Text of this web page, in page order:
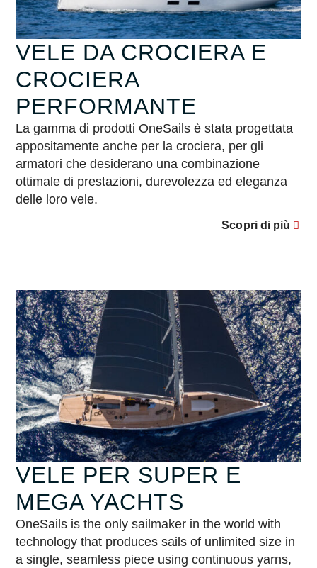
VELE DA CROCIERA E
CROCIERA
PERFORMANTE
La gamma di prodotti OneSails è stata progettata
appositamente anche per la crociera, per gli
armatori che desiderano una combinazione
ottimale di prestazioni, durevolezza ed eleganza
delle loro vele.
Scopri di più
VELE PER SUPER E
MEGA YACHTS
OneSails is the only sailmaker in the world with
technology that produces sails of unlimited size in
a single, seamless piece using continuous yarns,